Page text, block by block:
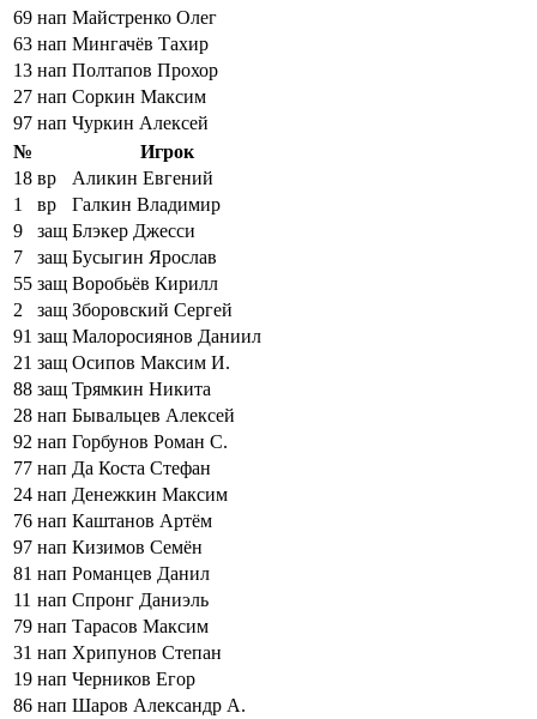
69 нап Майстренко Олег
63 нап Мингачёв Тахир
13 нап Полтапов Прохор
27 нап Соркин Максим
97 нап Чуркин Алексей
№
Игрок
18 вр
Аликин Евгений
1
вр
Галкин Владимир
9
защ Блэкер Джесси
7
защ Бусыгин Ярослав
55 защ Воробьёв Кирилл
2
защ Зборовский Сергей
91 защ Малоросиянов Даниил
21 защ Осипов Максим И.
88 защ Трямкин Никита
28 нап Бывальцев Алексей
92 нап Горбунов Роман С.
77 нап Да Коста Стефан
24 нап Денежкин Максим
76 нап Каштанов Артём
97 нап Кизимов Семён
81 нап Романцев Данил
11 нап Спронг Даниэль
79 нап Тарасов Максим
31 нап Хрипунов Степан
19 нап Черников Егор
86 нап Шаров Александр А.